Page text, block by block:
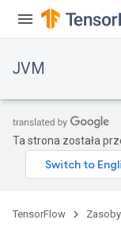
JVM
Ta strona została
TensorFlow Zasoby